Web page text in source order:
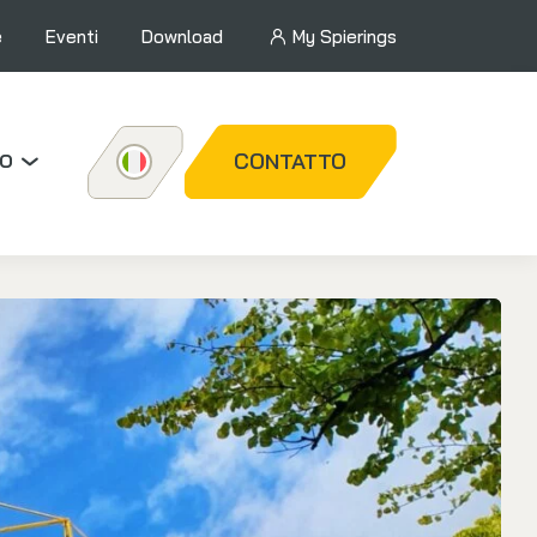
Eventi Download My Spierings
CONTATTO